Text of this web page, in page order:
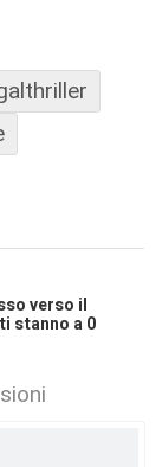
verso il
stanno a 0